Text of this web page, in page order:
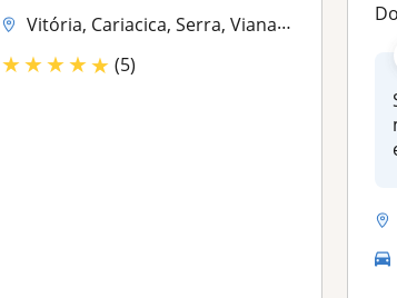
Vitória, Cariacica, Serra, Viana (Espírito Santo), Vila Velha
★★★★★ (5)